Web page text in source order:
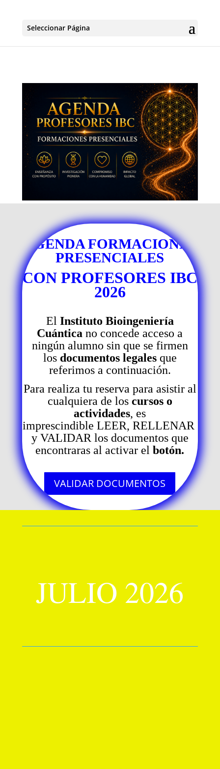
Seleccionar Página
AGENDA FORMACIONES
PRESENCIALES
CON PROFESORES IBC
2026
El Instituto Bioingeniería
Cuántica no concede acceso a
ningún alumno sin que se firmen
los documentos legalesque
referimos a continuación.
Para realiza tu reserva para asistir al
cualquiera de los cursos o
actividades, es
imprescindible LEER, RELLENAR
y VALIDAR los documentos que
encontraras al activar elbotón.
VALIDAR DOCUMENTOS
JULIO 2026